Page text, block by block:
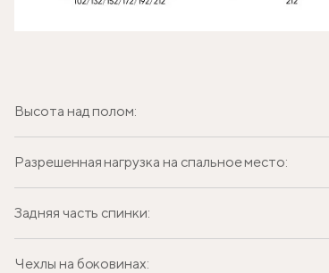
Высота над полом:
Разрешенная нагрузка на спальное место:
Задняя часть спинки:
Чехлы на боковинах: